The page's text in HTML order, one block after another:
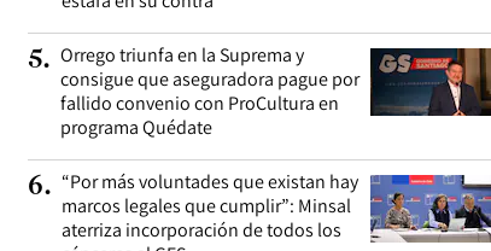
5. Orrego triunfa en la Suprema y
consigue que aseguradora pague por
fallido convenio con ProCultura en
programa Quédate
6. “Por más voluntades que existan hay
marcos legales que cumplir”: Minsal
aterriza incorporación de todos los